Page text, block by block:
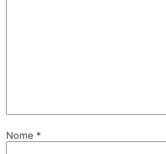
Nome *